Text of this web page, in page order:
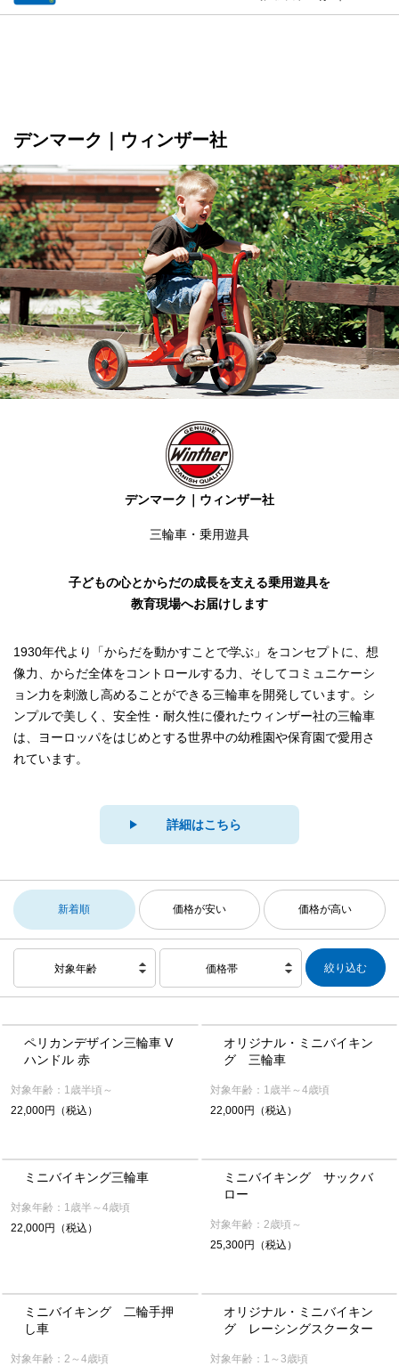
デンマーク｜ウィンザー社
デンマーク｜ウィンザー社
三輪車・乗用遊具
子どもの心とからだの成長を支える乗用遊具を
教育現場へお届けします
1930年代より「からだを動かすことで学ぶ」をコンセプトに、想
像力、からだ全体をコントロールする力、そしてコミュニケーシ
ョン力を刺激し高めることができる三輪車を開発しています。シ
ンプルで美しく、安全性・耐久性に優れたウィンザー社の三輪車
は、ヨーロッパをはじめとする世界中の幼稚園や保育園で愛用さ
れています。
詳細はこちら
新着順 価格が安い 価格が高い
対象年齢 価格帯
ペリカンデザイン三輪車 V
ハンドル 赤
対象年齢：1歳半頃～
22,000円（税込）
オリジナル・ミニバイキン
グ 三輪車
対象年齢：1歳半～4歳頃
22,000円（税込）
ミニバイキング三輪車
対象年齢：1歳半～4歳頃
22,000円（税込）
ミニバイキング サックバ
ロー
対象年齢：2歳頃～
25,300円（税込）
ミニバイキング 二輪手押
し車
対象年齢：2～4歳頃
オリジナル・ミニバイキン
グ レーシングスクーター
対象年齢：1～3歳頃